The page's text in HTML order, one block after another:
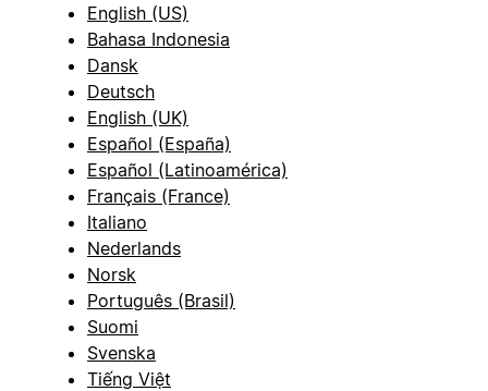
English (US)
Bahasa Indonesia
Dansk
Deutsch
English (UK)
Español (España)
Español (Latinoamérica)
Français (France)
Italiano
Nederlands
Norsk
Português (Brasil)
Suomi
Svenska
Tiếng Việt